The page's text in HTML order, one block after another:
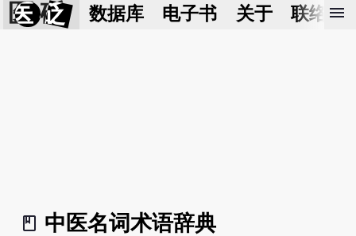
医 砭 数据库 电子书 关于 联络我
menu
book_2
中医名词术语辞典